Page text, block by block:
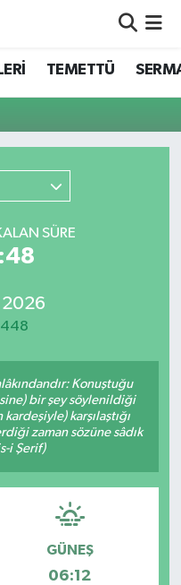
TEMETTÜ
SÜRE
2026
Konuştuğu
bir şey söylenildiği
karşılaştığı
zaman sözüne sâdık
i Şerif)
GÜNEŞ
06:12